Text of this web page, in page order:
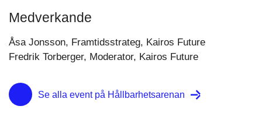
Medverkande
Åsa Jonsson, Framtidsstrateg, Kairos Future
Fredrik Torberger, Moderator, Kairos Future
Se alla event på Hållbarhetsarenan